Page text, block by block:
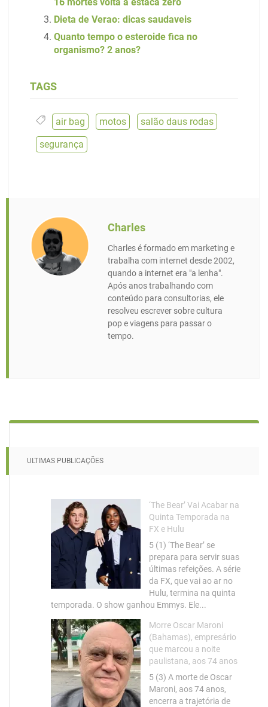
Dieta de Verao: dicas saudaveis
Quanto tempo o esteroide fica no
organismo? 2 anos?
TAGS
air bag motos salão daus rodas
segurança
Charles
Charles é formado em marketing e
trabalha com internet desde 2002,
quando a internet era "a lenha".
Após anos trabalhando com
conteúdo para consultorias, ele
resolveu escrever sobre cultura
pop e viagens para passar o
tempo.
ULTIMAS PUBLICAÇÕES
‘The Bear’ Vai Acabar na
Quinta Temporada na
FX e Hulu
5 (1) ‘The Bear’ se
prepara para servir suas
últimas refeições. A série
da FX, que vai ao ar no
Hulu, termina na quinta
temporada. O show ganhou Emmys. Ele...
Morre Oscar Maroni
(Bahamas), empresário
que marcou a noite
paulistana, aos 74 anos
5 (3) A morte de Oscar
Maroni, aos 74 anos,
encerra a trajetória de